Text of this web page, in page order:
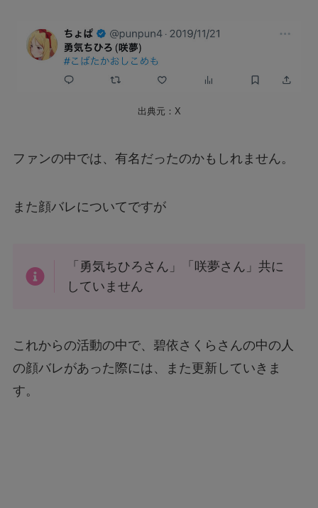
出典元：X
ファンの中では、有名だったのかもしれません。
また顔バレについてですが
「勇気ちひろさん」「咲夢さん」共に
していません
これからの活動の中で、碧依さくらさんの中の人
の顔バレがあった際には、また更新していきま
す。